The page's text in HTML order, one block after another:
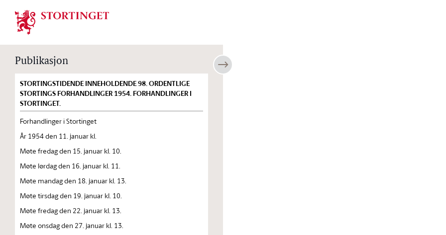
Stortinget.no
Publikasjon
STORTINGSTIDENDE INNEHOLDENDE 98. ORDENTLIGE
STORTINGS FORHANDLINGER 1954. FORHANDLINGER I
STORTINGET.
Forhandlinger i Stortinget
År 1954 den 11. januar kl.
Møte fredag den 15. januar kl. 10.
Møte lørdag den 16. januar kl. 11.
Møte mandag den 18. januar kl. 13.
Møte tirsdag den 19. januar kl. 10.
Møte fredag den 22. januar kl. 13.
Møte onsdag den 27. januar kl. 13.